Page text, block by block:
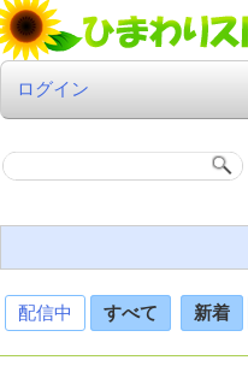
ログイン
配信中 すべて 新着